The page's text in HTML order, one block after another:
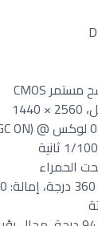
الحمراء